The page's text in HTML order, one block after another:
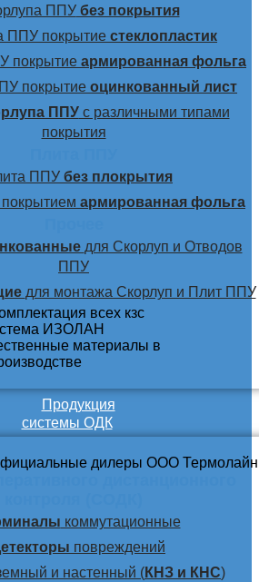
ППУбез покрытия
ППУ покрытие стеклопластик
покрытие армированная фольга
покрытие оцинкованный лист
ППУс различными типами
покрытия
ППУ без плокрытия
армированная фольга
для Скорлуп и Отводов
ППУ
для монтажа Скорлуп и Плит ППУ
Продукция
системы ОДК
коммутационные
повреждений
и настенный (КНЗ и КНС)